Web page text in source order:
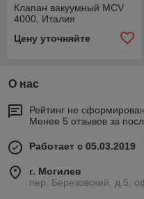
Клапан вакуумный MCV
4000, Италия
Цену уточняйте
О нас
Рейтинг не сформирован
Менее 5 отзывов за
Работает с 05.03.2019
г. Могилев
пер. Березовский, д.5,